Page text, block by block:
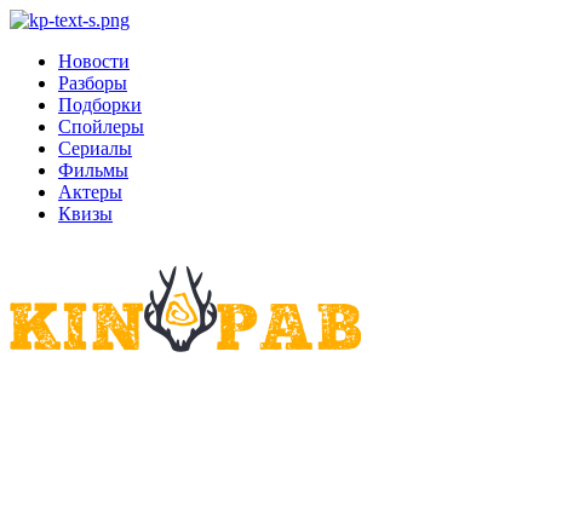
Новости
Разборы
Подборки
Спойлеры
Сериалы
Фильмы
Актеры
Квизы